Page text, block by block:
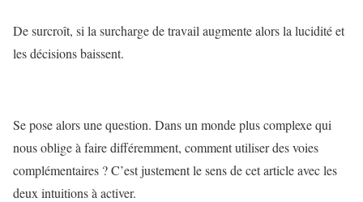
De surcroît, si la surcharge de travail augmente alors la lucidité et
les décisions baissent.
Se pose alors une question. Dans un monde plus complexe qui
nous oblige à faire différemment, comment utiliser des voies
complémentaires ? C’est justement le sens de cet article avec les
deux intuitions à activer.